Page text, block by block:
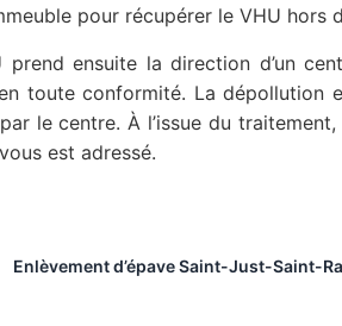
pour récupérer le VHU hors
prend ensuite la direction d’un
toute conformité. La dépollution
le centre. À l’issue du
est adressé.
Enlèvement d’épave Saint-Just-Saint-